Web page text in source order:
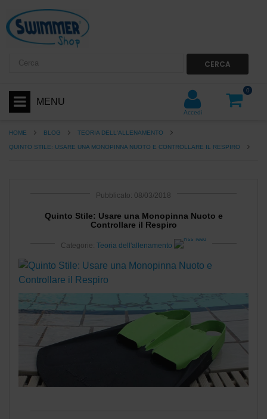
CERCA
MENU
0
Accedi
HOME BLOG TEORIA DELL'ALLENAMENTO
QUINTO STILE: USARE UNA MONOPINNA NUOTO E CONTROLLARE IL RESPIRO
Pubblicato: 08/03/2018
Quinto Stile: Usare una Monopinna Nuoto e
Controllare il Respiro
Categorie: Teoria dell'allenamento